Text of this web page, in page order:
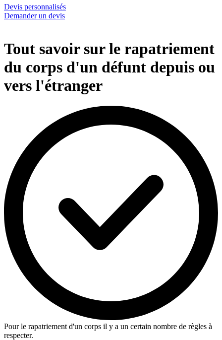
Devis personnalisés
Demander un devis
Tout savoir sur le rapatriement
du corps d'un défunt depuis ou
vers l'étranger
Pour le rapatriement d'un corps il y a un certain nombre de règles à
respecter.